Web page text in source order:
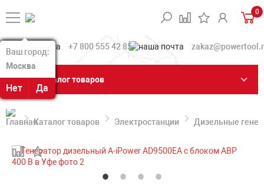
Ваш город:
Москва
Нет Да
Ваш город:
Москва
Нет Да
0
+7 800 555 42 85
Каталог товаров
Каталог товаров Электростанции Дизельные